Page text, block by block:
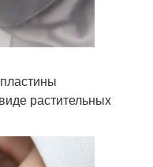
растительных